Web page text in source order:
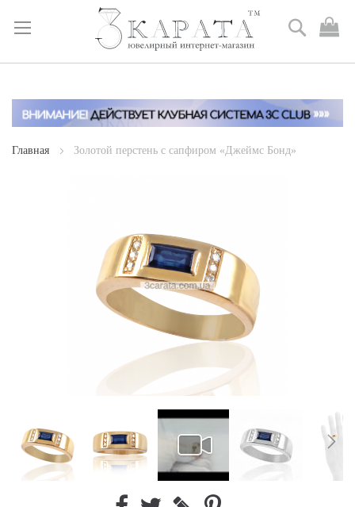
Skip
Content
Поиск
Главная Золотой перстень с сапфиром «Джеймс Бонд»